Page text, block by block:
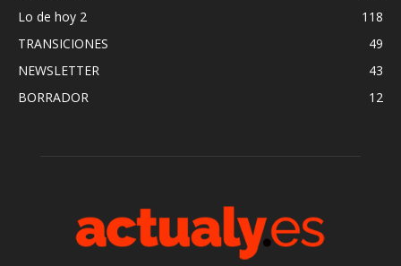
Lo de hoy 2
118
TRANSICIONES
49
NEWSLETTER
43
BORRADOR
12